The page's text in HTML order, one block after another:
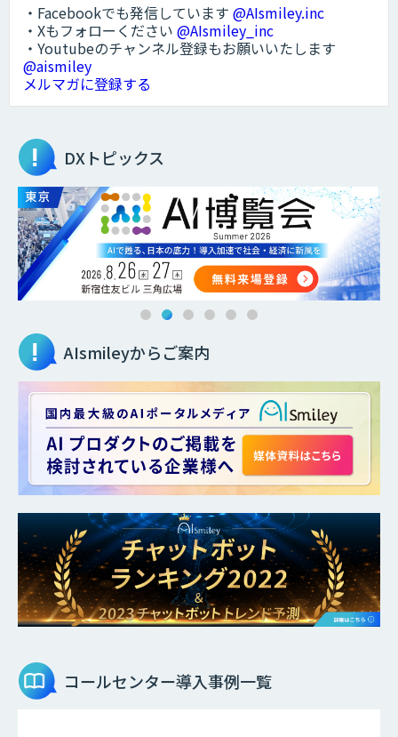
・Facebookでも発信しています @AIsmiley.inc
・Xもフォローください @AIsmiley_inc
・Youtubeのチャンネル登録もお願いいたします
@aismiley
メルマガに登録する
DXトピックス
AIsmileyからご案内
コールセンター導入事例一覧